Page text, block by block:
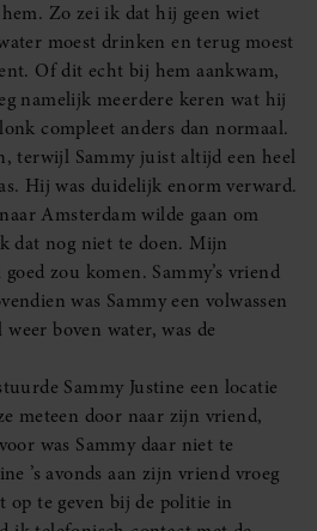
Zo zei ik dat hij geen wiet
moest drinken en terug moest
Of dit echt bij hem aankwam,
namelijk meerdere keren wat hij
compleet anders dan normaal.
terwijl Sammy juist altijd een heel
Hij was duidelijk enorm verward.
Amsterdam wilde gaan om
dat nog niet te doen. Mijn
zou komen. Sammy’s vriend
was Sammy een volwassen
boven water, was de
Sammy Justine een locatie
meteen door naar zijn vriend,
was Sammy daar niet te
’s avonds aan zijn vriend vroeg
op te geven bij de politie in